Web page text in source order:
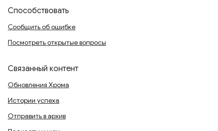
Способствовать
Сообщить об ошибке
Посмотреть открытые вопросы
Связанный контент
Обновления Хрома
Истории успеха
Отправить в архив